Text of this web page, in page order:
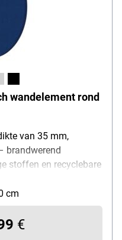
wandelement rond
van 35 mm,
brandwerend
stoffen en recyclebare
cm
€